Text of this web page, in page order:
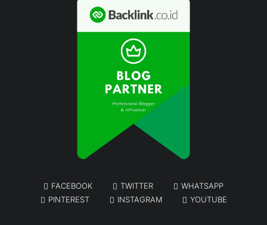
FACEBOOK TWITTER
WHATSAPP
PINTEREST
INSTAGRAM YOUTUBE